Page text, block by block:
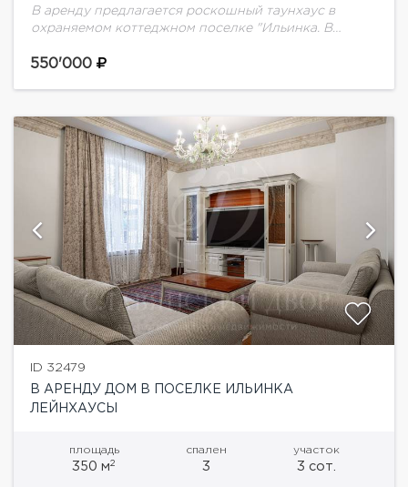
В аренду предлагается роскошный таунхаус в
охраняемом коттеджном поселке "Ильинка. В
классическом стиле, премиальная мебель и техника.
550'000
ID 32479
В АРЕНДУ ДОМ В ПОСЕЛКЕ ИЛЬИНКА
ЛЕЙНХАУСЫ
площадь
350 м2
спален
3
участок
3 сот.